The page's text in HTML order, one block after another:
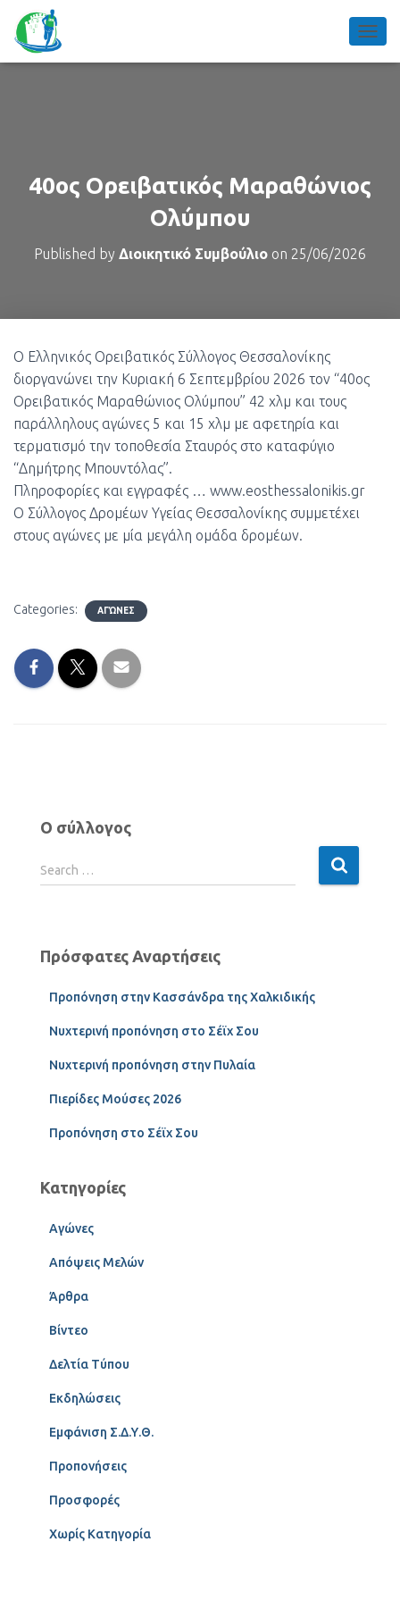
40ος Ορειβατικός Μαραθώνιος
Ολύμπου
Published by Διοικητικό Συμβούλιο on 25/06/2026
Ο Ελληνικός Ορειβατικός Σύλλογος Θεσσαλονίκης
διοργανώνει την Κυριακή 6 Σεπτεμβρίου 2026 τον “40ος
Ορειβατικός Μαραθώνιος Ολύμπου” 42 χλμ και τους
παράλληλους αγώνες 5 και 15 χλμ με αφετηρία και
τερματισμό την τοποθεσία Σταυρός στο καταφύγιο
“Δημήτρης Μπουντόλας”.
Πληροφορίες και εγγραφές … www.eosthessalonikis.gr
Ο Σύλλογος Δρομέων Υγείας Θεσσαλονίκης συμμετέχει
στους αγώνες με μία μεγάλη ομάδα δρομέων.
Categories: ΑΓΏΝΕΣ
Ο σύλλογος
Search …
Πρόσφατες Αναρτήσεις
Προπόνηση στην Κασσάνδρα της Χαλκιδικής
Νυχτερινή προπόνηση στο Σέϊχ Σου
Νυχτερινή προπόνηση στην Πυλαία
Πιερίδες Μούσες 2026
Προπόνηση στο Σέϊχ Σου
Κατηγορίες
Αγώνες
Απόψεις Μελών
Άρθρα
Βίντεο
Δελτία Τύπου
Εκδηλώσεις
Εμφάνιση Σ.Δ.Υ.Θ.
Προπονήσεις
Προσφορές
Χωρίς Κατηγορία